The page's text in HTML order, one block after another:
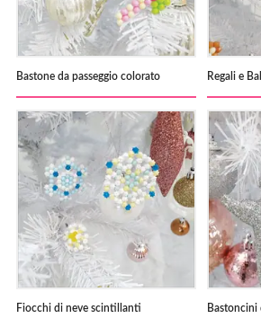
Bastone da passeggio colorato Regali e
Fiocchi di neve scintillanti